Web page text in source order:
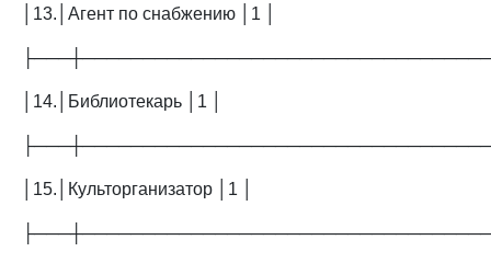
│13.│Агент по снабжению │1 │
│14.│Библиотекарь │1 │
│15.│Культорганизатор │1 │